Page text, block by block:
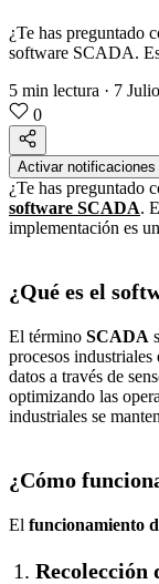
¿Te has preguntado
software SCADA.
5 min lectura · 7
0
Activar notificaciones
¿Te has preguntado
software SCADA.
implementación es
¿Qué es el
El término SCADA
procesos industriales
datos a través de
optimizando las
industriales se
¿Cómo
El funcionamiento
Recolección